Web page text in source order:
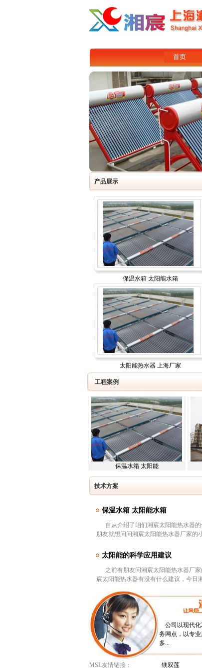
首页
产品展示
保温水箱 太阳能水箱
太阳能热水器 上海厂家
工程案例
保温水箱 太阳能
技术方案
保温水箱 太阳能水箱
自从介绍了咱们湘宸太阳能热水器的
朋友就想问问湘宸太阳能热水器厂家
太阳能的科学应用建议
之前有朋友问湘宸太阳能热水器厂家
宸太阳能热水器有没有什么建议，今
公司以现代
务网点，以专
多...
MSL友情链接： 镁双莲